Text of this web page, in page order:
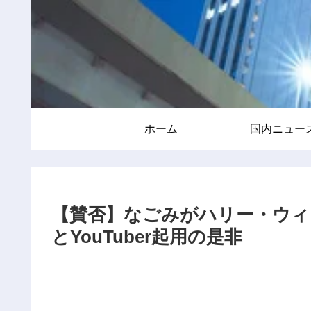
ホーム 国内ニュー
【賛否】なごみがハリー・
とYouTuber起用の是非